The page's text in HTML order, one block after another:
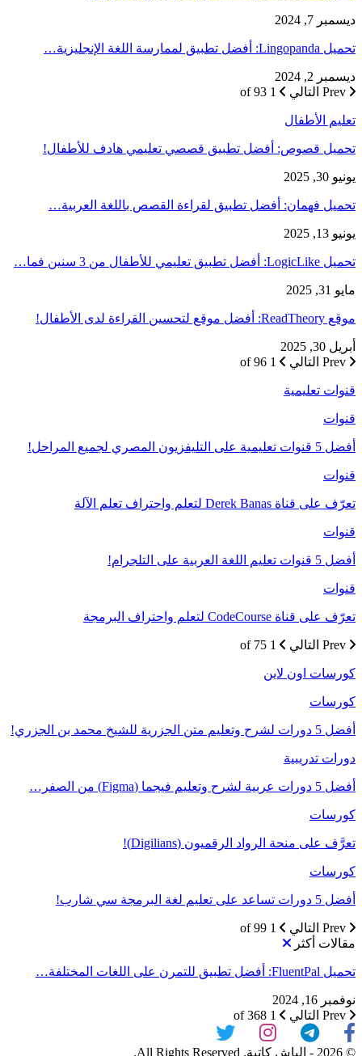
ديسمبر 7, 2024
تحميل Lingopanda: أفضل تطبيق لممارسة اللغة الإنجليزية…
ديسمبر 2, 2024
التالي 1 of 93
تعليم الأطفال
تحميل قصوص: أفضل تطبيق قصصي تعليمي هادف للأطفال!
يونيو 30, 2025
تحميل فهمان: أفضل تطبيق لقراءة القصص باللغة العربية…
يونيو 13, 2025
تحميل LogicLike: أفضل تطبيق تعليمي للأطفال من 3 سنين فما…
مايو 31, 2025
موقع ReadTheory: أفضل موقع لتحسين القراءة لدى الأطفال!
أبريل 30, 2025
التالي 1 of 96
قنوات تعليمية
قنوات
أفضل 5 قنوات تعليمية على التليفزيون المصري لجميع المراحل!
قنوات
تعرّف على قناة Derek Banas لتعلم واحتراف تعلم الآلة
قنوات
أفضل 5 قنوات تعليم اللغة العربية على التلجرام!
قنوات
تعرّف على قناة CodeCourse لتعلم واحتراف البرمجة
التالي 1 of 75
كورسات اون لاين
كورسات
أفضل 5 دورات لشرح وتعليم متن الجزرية للشيخ محمد بن الجزري!
دورات تدريبية
أفضل 5 دورات عربية لشرح وتعليم فيجما (Figma) من الصفر…
كورسات
تعرَّف على منحة الرواد الرقميون (Digilians)!
كورسات
أفضل 5 دورات تساعد على تعليم لغة البرمجة سي شارب!
التالي
1 of 99
مقالات أكثر
تحميل FluentPal: أفضل تطبيق للتمرن على اللغات المختلفة…
نوفمبر 16, 2024
التالي 1 of 368
© 2026 - الباش كاتبة. All Rights Reserved.